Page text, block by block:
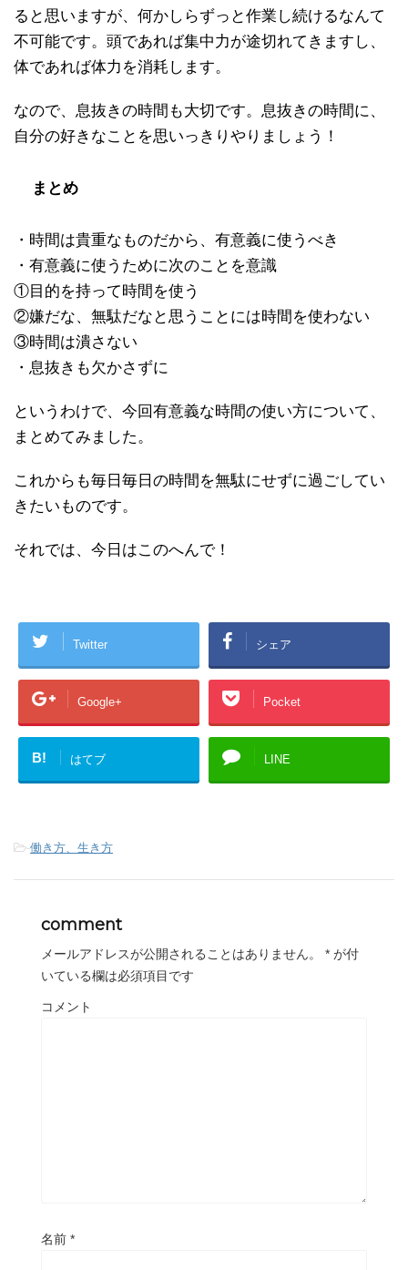
ると思いますが、何かしらずっと作業し続けるなんて
不可能です。頭であれば集中力が途切れてきますし、
体であれば体力を消耗します。
なので、息抜きの時間も大切です。息抜きの時間に、
自分の好きなことを思いっきりやりましょう！
まとめ
・時間は貴重なものだから、有意義に使うべき
・有意義に使うために次のことを意識
①目的を持って時間を使う
②嫌だな、無駄だなと思うことには時間を使わない
③時間は潰さない
・息抜きも欠かさずに
というわけで、今回有意義な時間の使い方について、
まとめてみました。
これからも毎日毎日の時間を無駄にせずに過ごしてい
きたいものです。
それでは、今日はこのへんで！
Twitter シェア
Google+ Pocket
B! はてブ LINE
-働き方、生き方
comment
メールアドレスが公開されることはありません。 * が付
いている欄は必須項目です
コメント
名前 *